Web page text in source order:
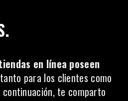
en línea poseen
tanto para los clientes como
continuación, te comparto